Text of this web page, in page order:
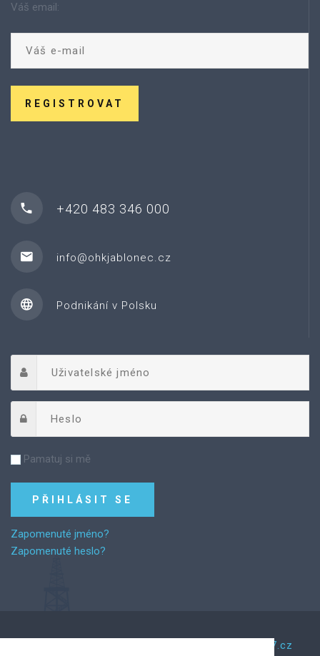
Váš email:
REGISTROVAT
+420 483 346 000
info@ohkjablonec.cz
Podnikání v Polsku
Pamatuj si mě
Zapomenuté jméno?
Zapomenuté heslo?
Tento web vytvořil Web7.cz